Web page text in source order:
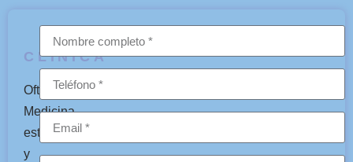
CLÍNICA
Oftalmología,
Medicina
estética
y